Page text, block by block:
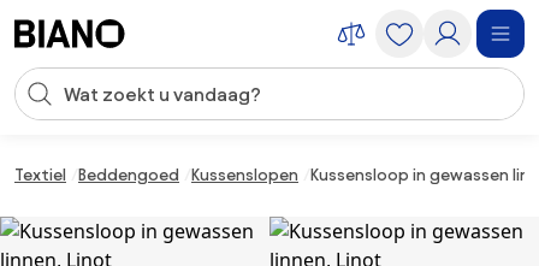
Zoekopdracht invoeren
Textiel Beddengoed Kussenslopen Kussensloop in gewassen